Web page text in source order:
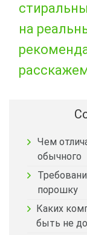
на
Чем
обычного
порошку
Каких
быть не